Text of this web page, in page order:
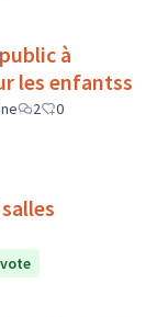
à
les enfantss
2
0